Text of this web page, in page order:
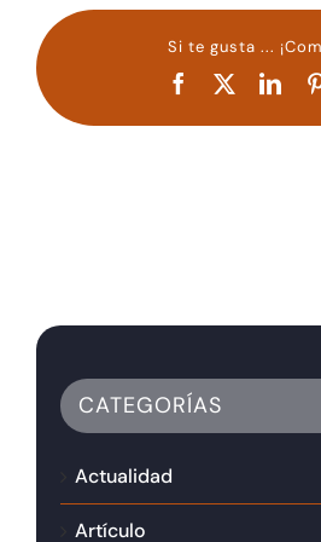
Si te gusta ...
Facebook
CATEGORÍAS
Actualidad
Artículo